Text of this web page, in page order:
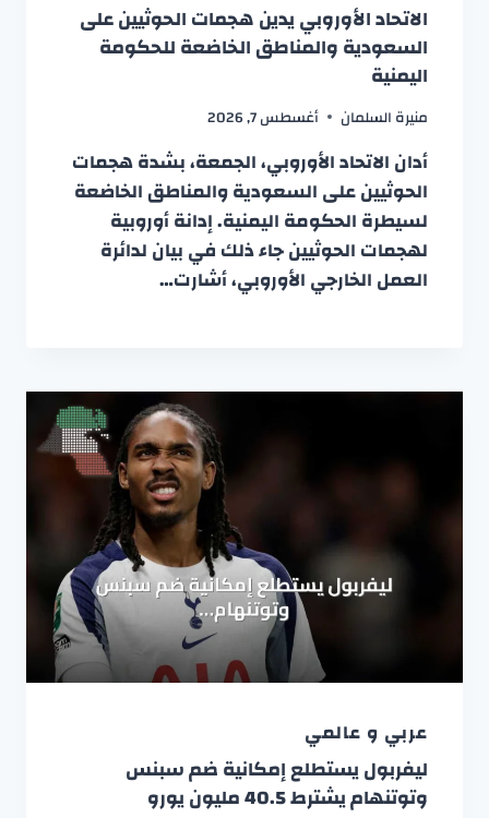
الاتحاد الأوروبي يدين هجمات الحوثيين على
السعودية والمناطق الخاضعة للحكومة
اليمنية
منيرة السلمان أغسطس 7, 2026
أدان الاتحاد الأوروبي، الجمعة، بشدة هجمات
الحوثيين على السعودية والمناطق الخاضعة
لسيطرة الحكومة اليمنية. إدانة أوروبية
لهجمات الحوثيين جاء ذلك في بيان لدائرة
العمل الخارجي الأوروبي، أشارت…
عربي و عالمي
ليفربول يستطلع إمكانية ضم سبنس
وتوتنهام يشترط 40.5 مليون يورو